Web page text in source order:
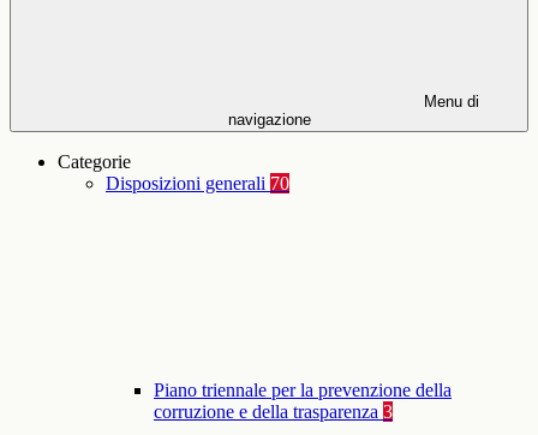
Menu di
navigazione
Categorie
Disposizioni generali 70
Piano triennale per la prevenzione della
corruzione e della trasparenza 3